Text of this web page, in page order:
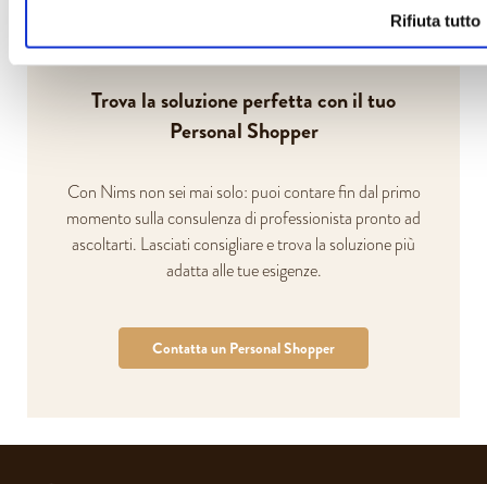
Rifiuta tutto
Trova la soluzione perfetta con il tuo
Personal Shopper
Con Nims non sei mai solo: puoi contare fin dal primo
momento sulla consulenza di professionista pronto ad
ascoltarti. Lasciati consigliare e trova la soluzione più
adatta alle tue esigenze.
Contatta un Personal Shopper